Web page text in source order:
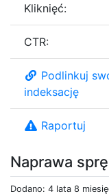
Naprawa
Dodano: 4 lata 8
Kliknięć:
CTR:
Podlinkuj
indeksację
Raportuj